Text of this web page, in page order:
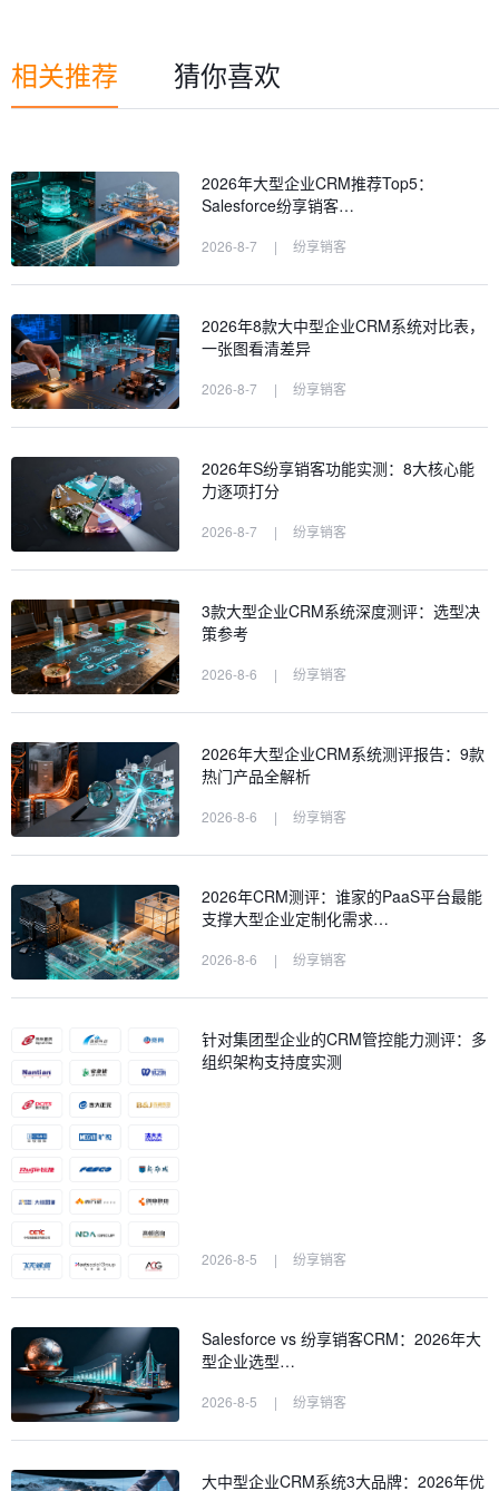
相关推荐 猜你喜欢
2026年大型企业CRM推荐Top5：
Salesforce纷享销客…
2026-8-7 | 纷享销客
2026年8款大中型企业CRM系统对比表，
一张图看清差异
2026-8-7 | 纷享销客
2026年S纷享销客功能实测：8大核心能
力逐项打分
2026-8-7 | 纷享销客
3款大型企业CRM系统深度测评：选型决
策参考
2026-8-6 | 纷享销客
2026年大型企业CRM系统测评报告：9款
热门产品全解析
2026-8-6 | 纷享销客
2026年CRM测评：谁家的PaaS平台最能
支撑大型企业定制化需求…
2026-8-6 | 纷享销客
针对集团型企业的CRM管控能力测评：多
组织架构支持度实测
2026-8-5 | 纷享销客
Salesforce vs 纷享销客CRM：2026年大
型企业选型…
2026-8-5 | 纷享销客
大中型企业CRM系统3大品牌：2026年优